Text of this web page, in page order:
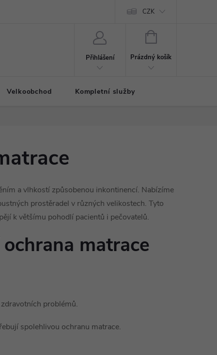
CZK
Přihlášení
NÁKUPNÍ
Prázdný košík
Velkoobchod Kompletní služby
a vlhkostí způsobenou inkontinencí. Nabízíme
prostěradel v různých velikostech. Tyto
k většímu pohodlí pacientů i pečovatelů.
matrace
problémů.
spolehlivou ochranu matrace.